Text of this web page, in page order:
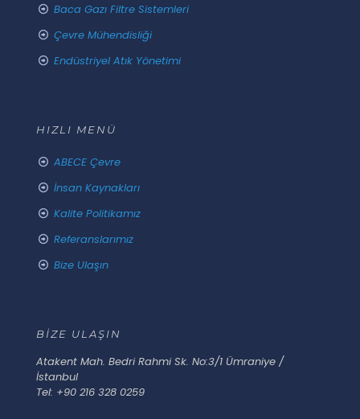
Baca Gazı Filtre Sistemleri
Çevre Mühendisliği
Endüstriyel Atık Yönetimi
HIZLI MENÜ
ABECE Çevre
İnsan Kaynakları
Kalite Politikamız
Referanslarımız
Bize Ulaşın
BİZE ULAŞIN
Atakent Mah. Bedri Rahmi Sk. No:3/1 Ümraniye /
İstanbul
Tel: +90 216 328 0259